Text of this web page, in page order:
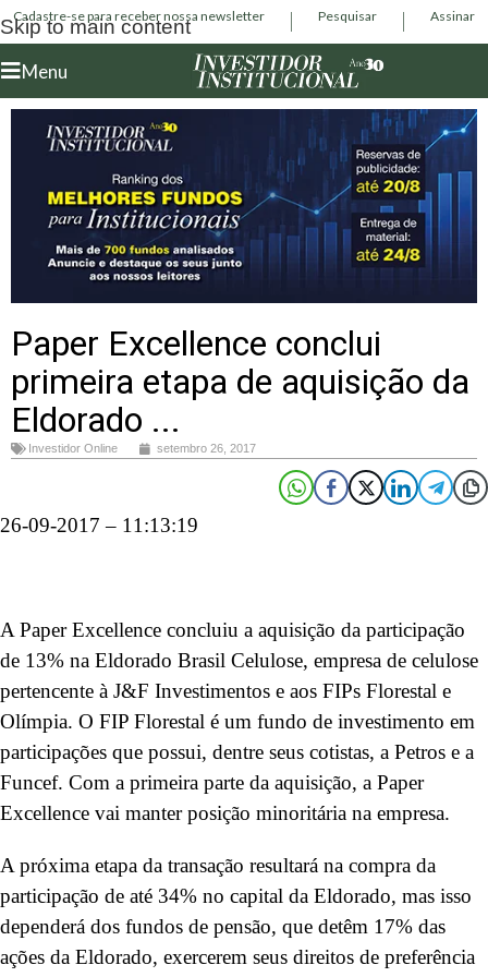
Skip to main content
Cadastre-se para receber nossa newsletter Pesquisar Assinar
Menu
Paper Excellence conclui
primeira etapa de aquisição da
Eldorado ...
Investidor Online setembro 26, 2017
26-09-2017 – 11:13:19
A Paper Excellence concluiu a aquisição da participação
de 13% na Eldorado Brasil Celulose, empresa de celulose
pertencente à J&F Investimentos e aos FIPs Florestal e
Olímpia. O FIP Florestal é um fundo de investimento em
participações que possui, dentre seus cotistas, a Petros e a
Funcef. Com a primeira parte da aquisição, a Paper
Excellence vai manter posição minoritária na empresa.
A próxima etapa da transação resultará na compra da
participação de até 34% no capital da Eldorado, mas isso
dependerá dos fundos de pensão, que detêm 17% das
ações da Eldorado, exercerem seus direitos de preferência